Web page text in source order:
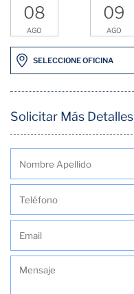
08
AGO
09
AGO
SELECCIONE OFICINA
Solicitar Más Detalles